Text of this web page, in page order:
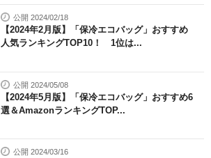
公開 2024/02/18
【2024年2月版】「保冷エコバッグ」おすすめ
人気ランキングTOP10！ 1位は...
公開 2024/05/08
【2024年5月版】「保冷エコバッグ」おすすめ6
選＆AmazonランキングTOP...
公開 2024/03/16